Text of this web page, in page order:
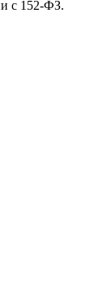
с 152-ФЗ.